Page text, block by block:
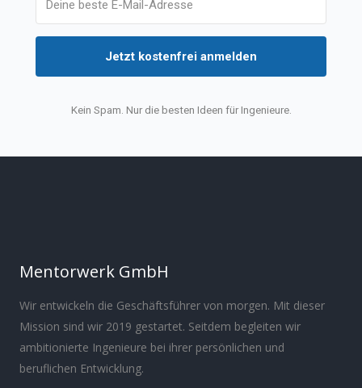
Jetzt kostenfrei anmelden
Kein Spam. Nur die besten Ideen für Ingenieure.
Mentorwerk GmbH
Wir entwickeln die Geschäftsführer von morgen. Mit dieser
Mission sind wir 2019 gestartet. Seitdem begleiten wir
ambitionierte Ingenieure bei ihrer persönlichen und
beruflichen Entwicklung.